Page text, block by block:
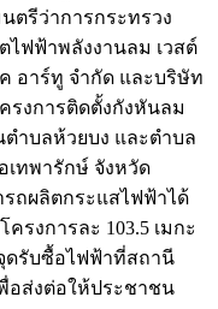
ตรีว่าการกระทรวง
ไฟฟ้าพลังงานลม เวสต์
อาร์ทู จำกัด และบริษัท
รงการติดตั้งกังหันลม
ตำบลห้วยบง และตำบล
เทพารักษ์ จังหวัด
ถผลิตกระแสไฟฟ้าได้
รงการละ 103.5 เมกะ
ดรับซื้อไฟฟ้าที่สถานี
อส่งต่อให้ประชาชน